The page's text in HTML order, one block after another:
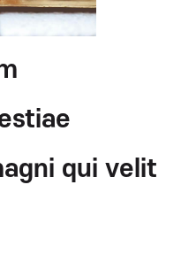
qui velit